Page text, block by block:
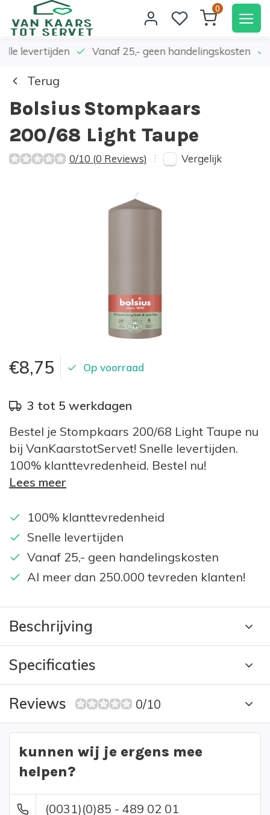
0
levertijden Vanaf 25,- geen handelingskosten
Terug
Bolsius Stompkaars
200/68 Light Taupe
0/10 (0 Reviews) Vergelijk
€8,75 Op voorraad
3 tot 5 werkdagen
Bestel je Stompkaars 200/68 Light Taupe nu
bij VanKaarstotServet! Snelle levertijden.
100% klanttevredenheid. Bestel nu!
Lees meer
100% klanttevredenheid
Snelle levertijden
Vanaf 25,- geen handelingskosten
Al meer dan 250.000 tevreden klanten!
Beschrijving
Specificaties
Reviews 0/10
kunnen wij je ergens mee
helpen?
(0031)(0)85 - 489 02 01